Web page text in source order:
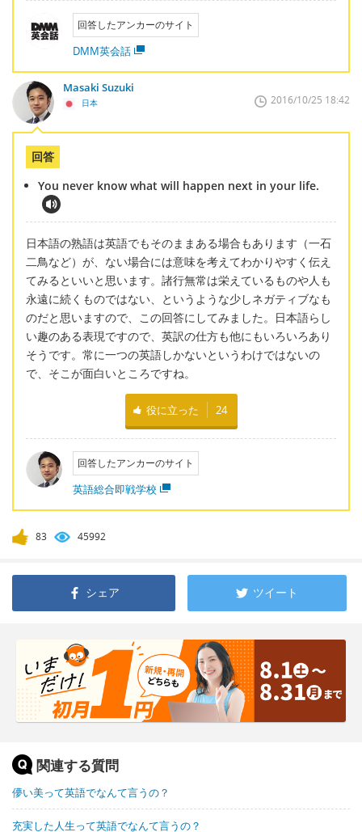
回答したアンカーのサイト
DMM英会話
Masaki Suzuki
日本 2016/10/25 18:42
回答
You never know what will happen next in your life.
日本語の熟語は英語でもそのままある場合もあります（一石
二鳥など）が、ない場合には意味を考えてわかりやすく伝え
てみるといいと思います。諸行無常は栄えているものや人も
永遠に続くものではない、というような少しネガティブなも
のだと思いますので、この回答にしてみました。日本語らし
い趣のある表現ですので、英訳の仕方も他にもいろいろあり
そうです。常に一つの英語しかないというわけではないの
で、そこが面白いところですね。
役に立った 24
回答したアンカーのサイト
英語総合即戦学校
83 45992
シェア ツイート
関連する質問
儚い美って英語でなんて言うの？
充実した人生って英語でなんて言うの？